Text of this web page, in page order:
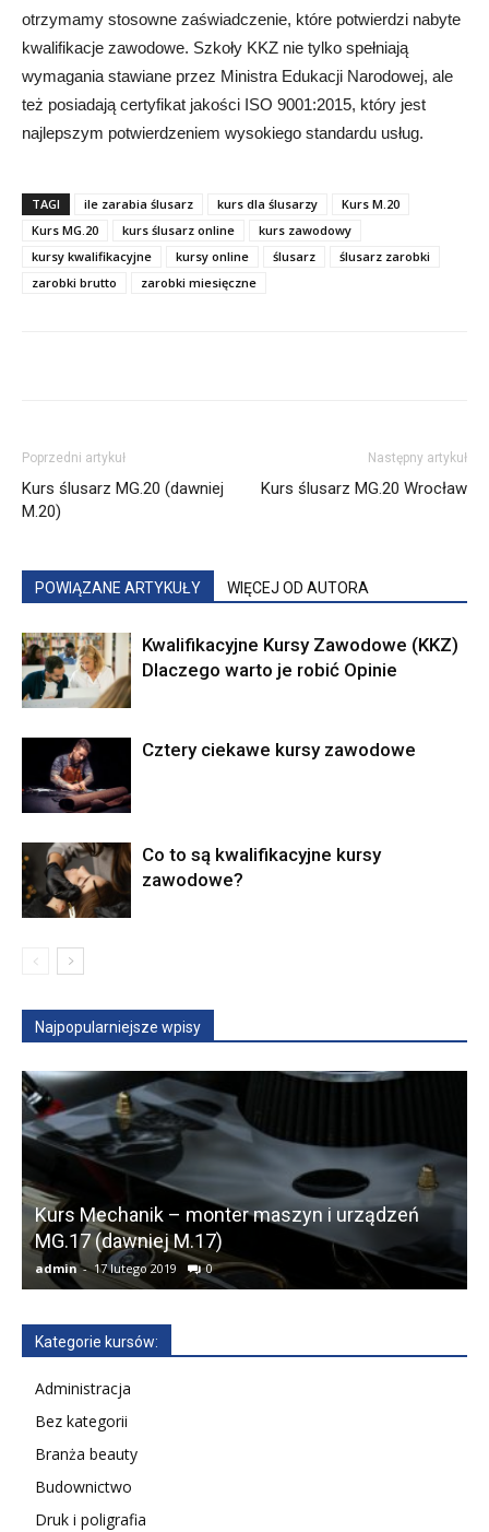
otrzymamy stosowne zaświadczenie, które potwierdzi nabyte
kwalifikacje zawodowe. Szkoły KKZ nie tylko spełniają
wymagania stawiane przez Ministra Edukacji Narodowej, ale
też posiadają certyfikat jakości ISO 9001:2015, który jest
najlepszym potwierdzeniem wysokiego standardu usług.
TAGI ile zarabia ślusarz kurs dla ślusarzy
Kurs M.20
Kurs MG.20
kurs ślusarz online
kurs zawodowy
kursy kwalifikacyjne
kursy online ślusarz
ślusarz zarobki
zarobki brutto
zarobki miesięczne
Poprzedni artykuł
Kurs ślusarz MG.20 (dawniej
M.20)
Następny artykuł
Kurs ślusarz MG.20 Wrocław
POWIĄZANE ARTYKUŁY WIĘCEJ OD AUTORA
Kwalifikacyjne Kursy Zawodowe (KKZ)
Dlaczego warto je robić Opinie
Cztery ciekawe kursy zawodowe
Co to są kwalifikacyjne kursy
zawodowe?
Najpopularniejsze wpisy
Kurs Mechanik – monter maszyn i urządzeń
MG.17 (dawniej M.17)
admin - 17 lutego 2019 0
Kategorie kursów:
Administracja
Bez kategorii
Branża beauty
Budownictwo
Druk i poligrafia